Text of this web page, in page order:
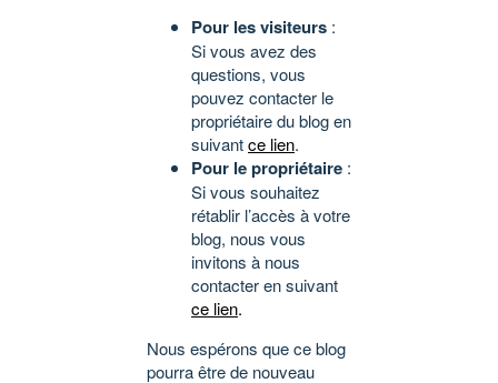
Pour les visiteurs :
Si vous avez des
questions, vous
pouvez contacter le
propriétaire du blog en
suivantce lien.
Pour le propriétaire :
Si vous souhaitez
rétablir l’accès à votre
blog, nous vous
invitons à nous
contacter en suivant
ce lien.
Nous espérons que ce blog
pourra être de nouveau